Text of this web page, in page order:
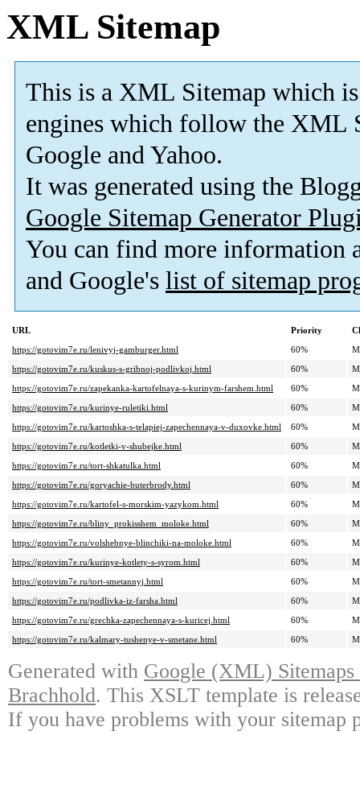
XML Sitemap
This is a XML Sitemap which is
engines which follow the XML
Google and Yahoo.
It was generated using the
Google Sitemap Generator
You can find more information
and Google's list of sitemap
URL Priority
https://gotovim7e.ru/lenivyj-gamburger.html
60%
https://gotovim7e.ru/kuskus-s-gribnoj-podlivkoj.html
60%
https://gotovim7e.ru/zapekanka-kartofelnaya-s-kurinym-farshem.html
60%
https://gotovim7e.ru/kurinye-ruletiki.html
60%
https://gotovim7e.ru/kartoshka-s-telapiej-zapechennaya-v-duxovke.html
60%
https://gotovim7e.ru/kotletki-v-shubejke.html
60%
https://gotovim7e.ru/tort-shkatulka.html
60%
https://gotovim7e.ru/goryachie-buterbrody.html
60%
https://gotovim7e.ru/kartofel-s-morskim-yazykom.html
60%
https://gotovim7e.ru/bliny_prokisshem_moloke.html
60%
https://gotovim7e.ru/volshebnye-blinchiki-na-moloke.html
60%
https://gotovim7e.ru/kurinye-kotlety-s-syrom.html
60%
https://gotovim7e.ru/tort-smetannyj.html
60%
https://gotovim7e.ru/podlivka-iz-farsha.html
60%
https://gotovim7e.ru/grechka-zapechennaya-s-kuricej.html
60%
https://gotovim7e.ru/kalmary-tushenye-v-smetane.html
60%
Generated with Google (XML)
Brachhold. This XSLT template is
If you have problems with your sitemap